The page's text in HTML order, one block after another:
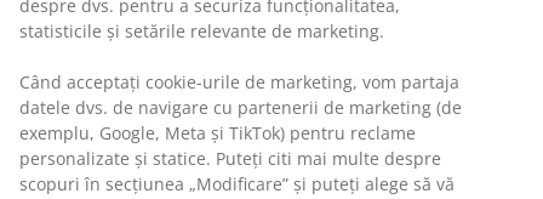
despre dvs. pentru a securiza funcționalitatea,
statisticile și setările relevante de marketing.
Când acceptați cookie-urile de marketing, vom partaja
datele dvs. de navigare cu partenerii de marketing (de
exemplu, Google, Meta și TikTok) pentru reclame
personalizate și statice. Puteți citi mai multe despre
scopuri în secțiunea „Modificare” și puteți alege să vă